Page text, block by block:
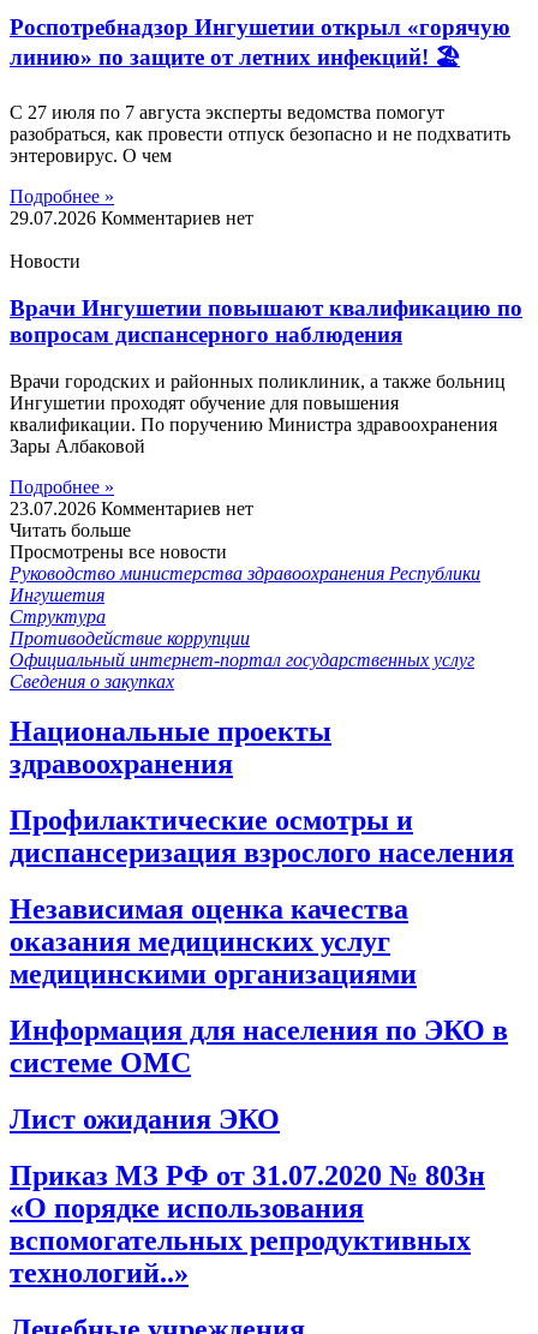
Роспотребнадзор Ингушетии открыл «горячую
линию» по защите от летних инфекций! 🏖
С 27 июля по 7 августа эксперты ведомства помогут
разобраться, как провести отпуск безопасно и не подхватить
энтеровирус. О чем
Подробнее »
29.07.2026 Комментариев нет
Новости
Врачи Ингушетии повышают квалификацию по
вопросам диспансерного наблюдения
Врачи городских и районных поликлиник, а также больниц
Ингушетии проходят обучение для повышения
квалификации. По поручению Министра здравоохранения
Зары Албаковой
Подробнее »
23.07.2026 Комментариев нет
Читать больше
Просмотрены все новости
Руководство министерства здравоохранения Республики
Ингушетия
Структура
Противодействие коррупции
Официальный интернет-портал государственных услуг
Сведения о закупках
Национальные проекты
здравоохранения
Профилактические осмотры и
диспансеризация взрослого населения
Независимая оценка качества
оказания медицинских услуг
медицинскими организациями
Информация для населения по ЭКО в
системе ОМС
Лист ожидания ЭКО
Приказ МЗ РФ от 31.07.2020 № 803н
«О порядке использования
вспомогательных репродуктивных
технологий..»